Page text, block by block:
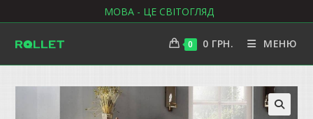
до
вмісту
МОВА - ЦЕ СВІТОГЛЯД
0 0 ГРН. МЕНЮ